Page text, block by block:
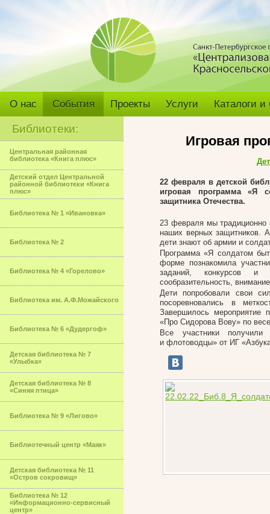
О нас События Проекты Услуги Каталоги
Библиотеки:
Центральная районная
библиотека «Книга плюс»
Детский отдел Центральной
районной библиотеки «Книга
плюс»
Библиотека № 1 «Ивановка»
Библиотека № 2
Библиотека № 4 «Горелово»
Библиотека им. А.Ф.Можайского
Библиотека № 6 «Дудергоф»
Детская библиотека № 7
«Улыбка»
Детская библиотека № 8
«Синяя птица»
Библиотека № 9 «Лигово»
Библиотечный центр «Маяк»
Детская библиотека № 11
«Остров сокровищ»
Библиотека № 12
«Информационно-сервисный
центр»
Игровая
22 февраля в детской
игровая программа «Я
защитника Отечества.
23 февраля мы
наших верных защитников.
дети знают об армии и
Программа «Я солдатом
форме познакомила
заданий, конкурсов и
сообразительность,
Дети попробовали свои
посоревновались в
Завершилось
«Про Сидорова Вову» по
Все участники
и флотоводцы» от ИГ